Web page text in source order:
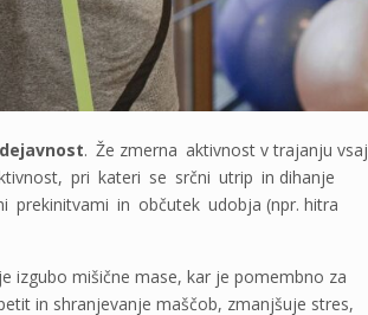
. Že zmerna aktivnost v trajanju vsaj
pri kateri se srčni utrip in dihanje
in občutek udobja (npr. hitra
izgubo mišične mase, kar je pomembno za
in shranjevanje maščob, zmanjšuje stres,